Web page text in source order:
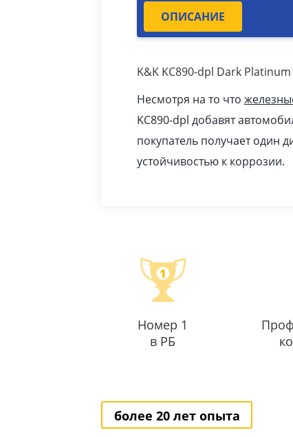
ОПИСАНИЕ
K&K KC890-dpl Dark
Несмотря на то что
KC890-dpl добавят
покупатель получает один
устойчивостью к коррозии.
Номер 1
в РБ
более 20 лет опыта